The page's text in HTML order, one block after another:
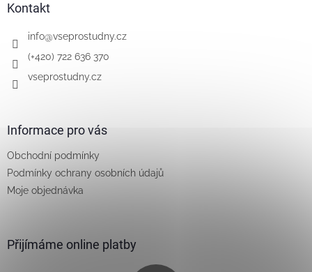
Kontakt
info@vseprostudny.cz
(+420) 722 636 370
vseprostudny.cz
Informace pro vás
Obchodní podmínky
Podmínky ochrany osobních údajů
Moje objednávka
Přijímáme online platby